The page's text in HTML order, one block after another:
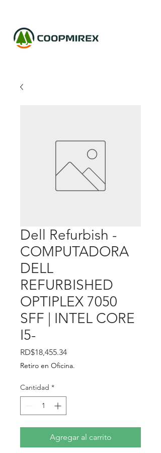
Dell Refurbish -
COMPUTADORA
DELL
REFURBISHED
OPTIPLEX 7050
SFF | INTEL CORE
I5-
RD$18,455.34Precio
Retiro en Oficina.
Cantidad *
Agregar al carrito